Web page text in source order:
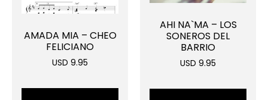
AMADA MIA – CHEO
FELICIANO
USD 9.95
AHI NA`MA – LOS
SONEROS DEL
BARRIO
USD 9.95